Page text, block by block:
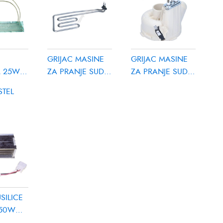
25W
GRIJAC MASINE
ZA PRANJE SUDJA
GRIJAC MASINE
ZA PRANJE SUDJA
SUDJA